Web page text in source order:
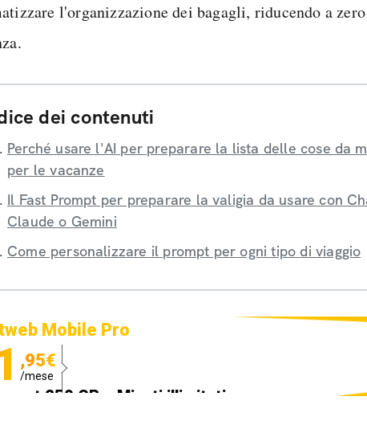
l'organizzazione dei bagagli, riducendo a
dei contenuti
Perché usare l'AI per preparare la lista delle cose da
per le vacanze
Il Fast Prompt per preparare la valigia da usare con
Claude o Gemini
Come personalizzare il prompt per ogni tipo di viaggio
Mobile Pro
,95€
/mese
250 GB e Minuti illimitati